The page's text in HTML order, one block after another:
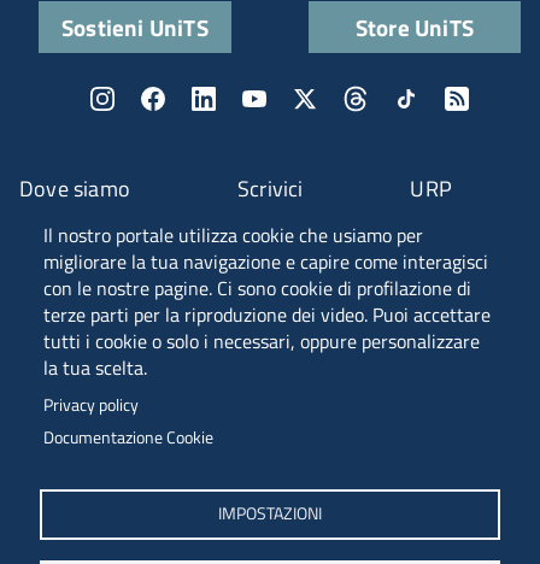
Il nostro portale utilizza cookie che usiamo per
migliorare la tua navigazione e capire come interagisci
con le nostre pagine. Ci sono cookie di profilazione di
terze parti per la riproduzione dei video. Puoi accettare
tutti i cookie o solo i necessari, oppure personalizzare
la tua scelta.
Privacy policy
Documentazione Cookie
IMPOSTAZIONI
Piazzale Europa, 1 - 34127 - Trieste, Italia -
Tel. +39 040 558 7111 - P.IVA 00211830328
C.F. 80013890324 - P.E.C. ateneo@pec.units.it
Fascia A ANVUR
Dove siamo Scrivici URP
Sostieni UniTS Store UniTS